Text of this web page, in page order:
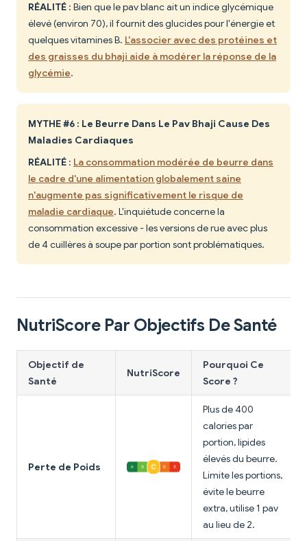
RÉALITÉ : Bien que le pav blanc ait un indice glycémique
élevé (environ 70), il fournit des glucides pour l'énergie et
quelques vitamines B. L'associer avec des protéines et
des graisses du bhaji aide à modérer la réponse de la
glycémie.
MYTHE #6 : Le Beurre Dans Le Pav Bhaji Cause Des
Maladies Cardiaques
RÉALITÉ : La consommation modérée de beurre dans
le cadre d'une alimentation globalement saine
n'augmente pas significativement le risque de
maladie cardiaque. L'inquiétude concerne la
consommation excessive - les versions de rue avec plus
de 4 cuillères à soupe par portion sont problématiques.
NutriScore Par Objectifs De Santé
Objectif de
Santé
NutriScore
Pourquoi Ce
Score ?
Perte de Poids
Plus de 400
calories par
portion, lipides
élevés du beurre.
Limite les portions,
évite le beurre
extra, utilise 1 pav
au lieu de 2.